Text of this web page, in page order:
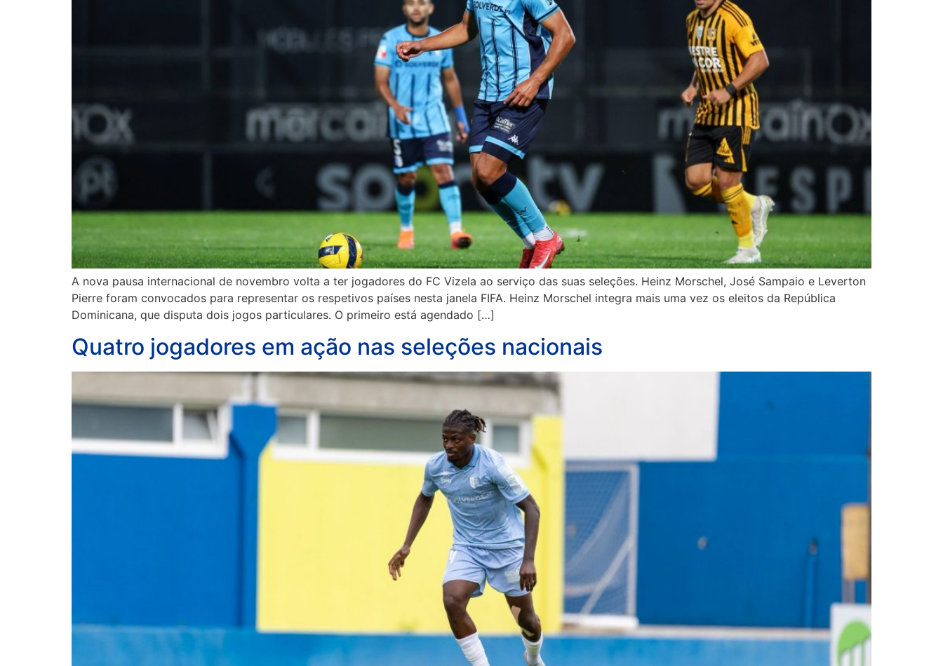
A nova pausa internacional de novembro volta a ter jogadores do FC Vizela ao serviço das suas seleções. Heinz Morschel, José Sampaio e Leverton
Pierre foram convocados para representar os respetivos países nesta janela FIFA. Heinz Morschel integra mais uma vez os eleitos da República
Dominicana, que disputa dois jogos particulares. O primeiro está agendado […]
Quatro jogadores em ação nas seleções nacionais